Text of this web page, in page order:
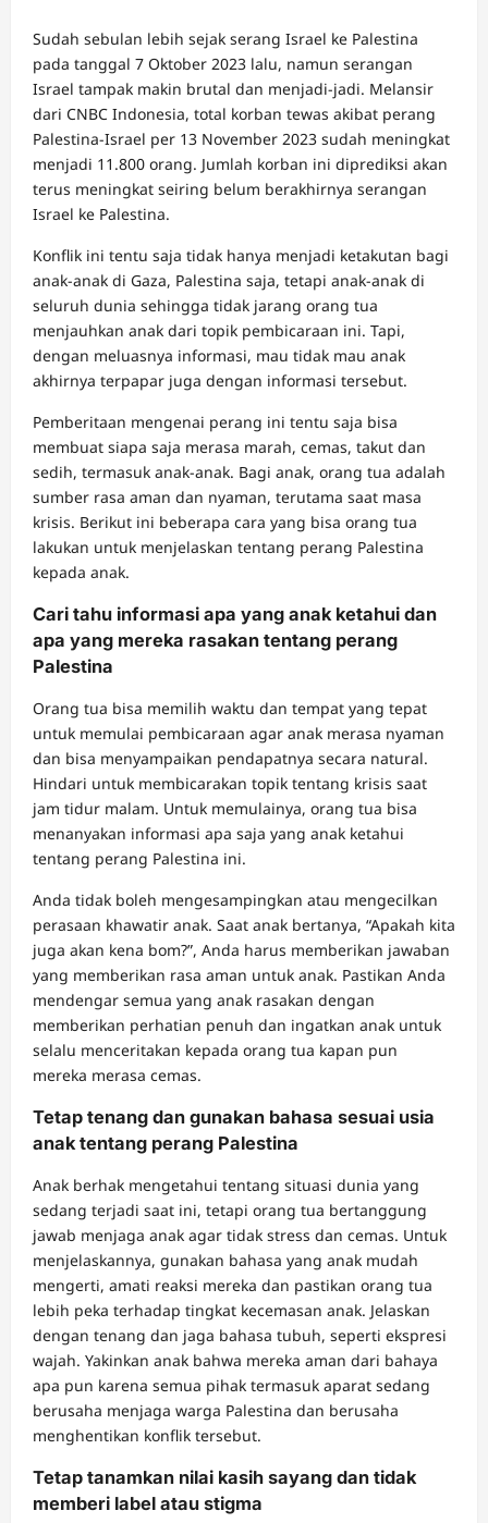
Sudah sebulan lebih sejak serang Israel ke Palestina
pada tanggal 7 Oktober 2023 lalu, namun serangan
Israel tampak makin brutal dan menjadi-jadi. Melansir
dari CNBC Indonesia, total korban tewas akibat perang
Palestina-Israel per 13 November 2023 sudah meningkat
menjadi 11.800 orang. Jumlah korban ini diprediksi akan
terus meningkat seiring belum berakhirnya serangan
Israel ke Palestina.
Konflik ini tentu saja tidak hanya menjadi ketakutan bagi
anak-anak di Gaza, Palestina saja, tetapi anak-anak di
seluruh dunia sehingga tidak jarang orang tua
menjauhkan anak dari topik pembicaraan ini. Tapi,
dengan meluasnya informasi, mau tidak mau anak
akhirnya terpapar juga dengan informasi tersebut.
Pemberitaan mengenai perang ini tentu saja bisa
membuat siapa saja merasa marah, cemas, takut dan
sedih, termasuk anak-anak. Bagi anak, orang tua adalah
sumber rasa aman dan nyaman, terutama saat masa
krisis. Berikut ini beberapa cara yang bisa orang tua
lakukan untuk menjelaskan tentang perang Palestina
kepada anak.
Cari tahu informasi apa yang anak ketahui dan
apa yang mereka rasakan tentang perang
Palestina
Orang tua bisa memilih waktu dan tempat yang tepat
untuk memulai pembicaraan agar anak merasa nyaman
dan bisa menyampaikan pendapatnya secara natural.
Hindari untuk membicarakan topik tentang krisis saat
jam tidur malam. Untuk memulainya, orang tua bisa
menanyakan informasi apa saja yang anak ketahui
tentang perang Palestina ini.
Anda tidak boleh mengesampingkan atau mengecilkan
perasaan khawatir anak. Saat anak bertanya, “Apakah kita
juga akan kena bom?”, Anda harus memberikan jawaban
yang memberikan rasa aman untuk anak. Pastikan Anda
mendengar semua yang anak rasakan dengan
memberikan perhatian penuh dan ingatkan anak untuk
selalu menceritakan kepada orang tua kapan pun
mereka merasa cemas.
Tetap tenang dan gunakan bahasa sesuai usia
anak tentang perang Palestina
Anak berhak mengetahui tentang situasi dunia yang
sedang terjadi saat ini, tetapi orang tua bertanggung
jawab menjaga anak agar tidak stress dan cemas. Untuk
menjelaskannya, gunakan bahasa yang anak mudah
mengerti, amati reaksi mereka dan pastikan orang tua
lebih peka terhadap tingkat kecemasan anak. Jelaskan
dengan tenang dan jaga bahasa tubuh, seperti ekspresi
wajah. Yakinkan anak bahwa mereka aman dari bahaya
apa pun karena semua pihak termasuk aparat sedang
berusaha menjaga warga Palestina dan berusaha
menghentikan konflik tersebut.
Tetap tanamkan nilai kasih sayang dan tidak
memberi label atau stigma